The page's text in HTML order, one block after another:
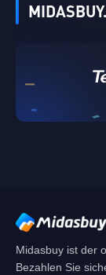
IDASBUY.
Midasbuy ist der
Bezahlen Sie